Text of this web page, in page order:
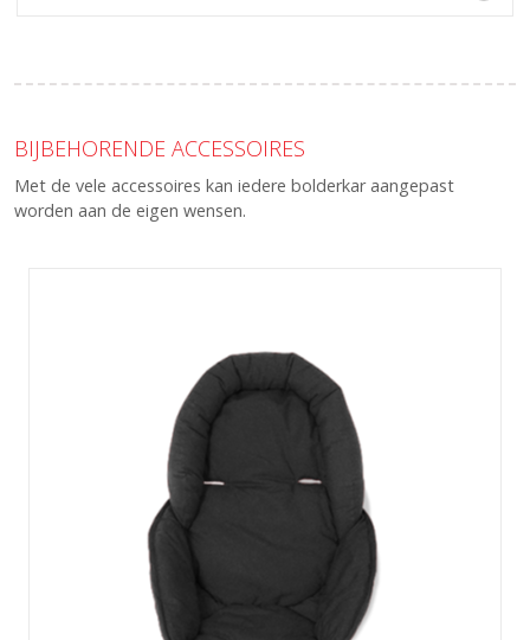
BIJBEHORENDE ACCESSOIRES
Met de vele accessoires kan iedere bolderkar aangepast
worden aan de eigen wensen.